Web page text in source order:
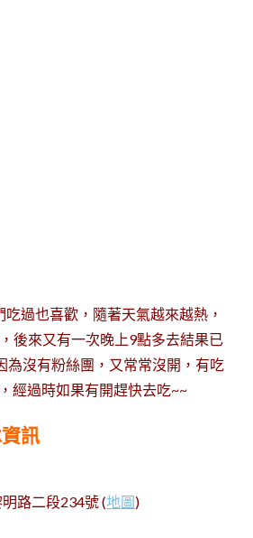
過也喜歡，隨著天氣越來越熱，
後來又有一次晚上9點多去結果已
為沒有粉絲團，又常常沒開，有吃
經過時如果有開趕快去吃~~
訊
路二段234號 (地圖)